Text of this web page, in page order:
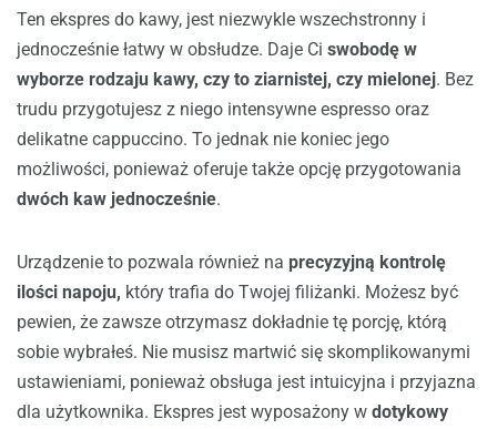
Ten ekspres do kawy, jest niezwykle wszechstronny i
jednocześnie łatwy w obsłudze. Daje Ci swobodę w
wyborze rodzaju kawy, czy to ziarnistej, czy mielonej. Bez
trudu przygotujesz z niego intensywne espresso oraz
delikatne cappuccino. To jednak nie koniec jego
możliwości, ponieważ oferuje także opcję przygotowania
dwóch kaw jednocześnie.
Urządzenie to pozwala również na precyzyjną kontrolę
ilości napoju, który trafia do Twojej filiżanki. Możesz być
pewien, że zawsze otrzymasz dokładnie tę porcję, którą
sobie wybrałeś. Nie musisz martwić się skomplikowanymi
ustawieniami, ponieważ obsługa jest intuicyjna i przyjazna
dla użytkownika. Ekspres jest wyposażony w dotykowy